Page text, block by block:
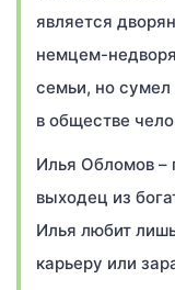
является
немцем-
семьи, но
в обществе
Илья Обломов –
выходец из
Илья любит
карьеру или